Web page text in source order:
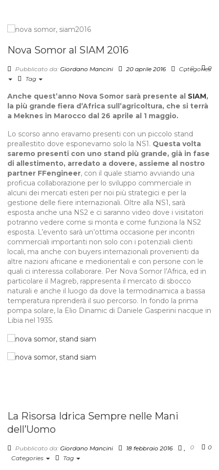
Nova Somor al SIAM 2016
Pubblicato da: Giordano Mancini 20 aprile 2016
Categories
Tag
0
0
Anche quest’anno Nova Somor sarà presente al SIAM,
la più grande fiera d’Africa sull’agricoltura, che si terrà
a Meknes in Marocco dal 26 aprile al 1 maggio.
Lo scorso anno eravamo presenti con un piccolo stand
preallestito dove esponevamo solo la NS1. Questa volta
saremo presenti con uno stand più grande, già in fase
di allestimento, arredato a dovere, assieme al nostro
partner FFengineer, con il quale stiamo avviando una
proficua collaborazione per lo sviluppo commerciale in
alcuni dei mercati esteri per noi più strategici e per la
gestione delle fiere internazionali. Oltre alla NS1, sarà
esposta anche una NS2 e ci saranno video dove i visitatori
potranno vedere come si monta e come funziona la NS2
esposta. L’evento sarà un’ottima occasione per incontri
commerciali importanti non solo con i potenziali clienti
locali, ma anche con buyers internazionali provenienti da
altre nazioni africane e mediorientali e con persone con le
quali ci interessa collaborare. Per Nova Somor l’Africa, ed in
particolare il Magreb, rappresenta il mercato di sbocco
naturali e anche il luogo da dove la termodinamica a bassa
temperatura riprenderà il suo percorso. In fondo la prima
pompa solare, la Elio Dinamic di Daniele Gasperini nacque in
Libia nel 1935.
La Risorsa Idrica Sempre nelle Mani
dell’Uomo
Pubblicato da: Giordano Mancini
18 febbraio 2016
Categories
Tag
0
0